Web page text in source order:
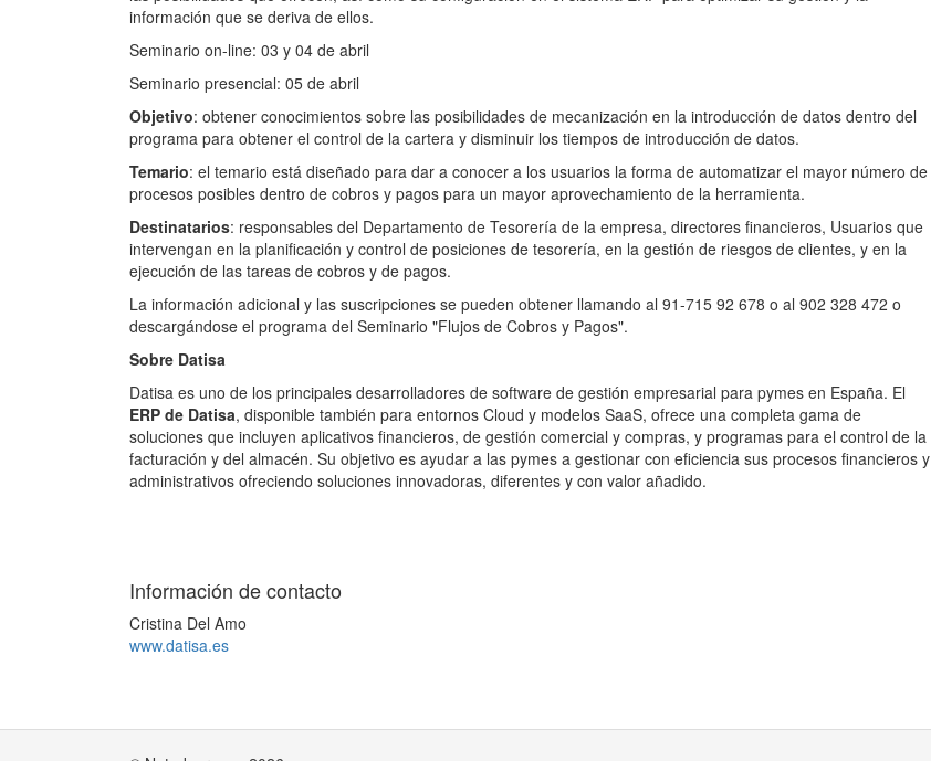
información que se deriva de ellos.
Seminario on-line: 03 y 04 de abril
Seminario presencial: 05 de abril
Objetivo: obtener conocimientos sobre las posibilidades de mecanización en la introducción de datos dentro del
programa para obtener el control de la cartera y disminuir los tiempos de introducción de datos.
Temario: el temario está diseñado para dar a conocer a los usuarios la forma de automatizar el mayor número de
procesos posibles dentro de cobros y pagos para un mayor aprovechamiento de la herramienta.
Destinatarios: responsables del Departamento de Tesorería de la empresa, directores financieros, Usuarios que
intervengan en la planificación y control de posiciones de tesorería, en la gestión de riesgos de clientes, y en la
ejecución de las tareas de cobros y de pagos.
La información adicional y las suscripciones se pueden obtener llamando al 91-715 92 678 o al 902 328 472 o
descargándose el programa del Seminario "Flujos de Cobros y Pagos".
Sobre Datisa
Datisa es uno de los principales desarrolladores de software de gestión empresarial para pymes en España. El
ERP de Datisa, disponible también para entornos Cloud y modelos SaaS, ofrece una completa gama de
soluciones que incluyen aplicativos financieros, de gestión comercial y compras, y programas para el control de la
facturación y del almacén. Su objetivo es ayudar a las pymes a gestionar con eficiencia sus procesos financieros y
administrativos ofreciendo soluciones innovadoras, diferentes y con valor añadido.
Información de contacto
Cristina Del Amo
www.datisa.es